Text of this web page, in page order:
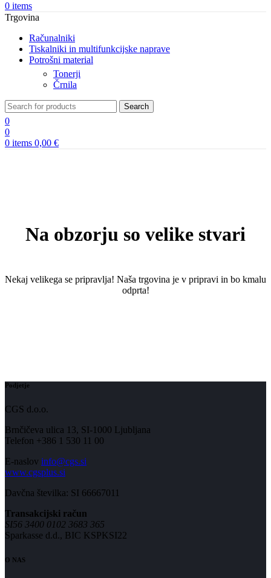
0 items
Trgovina
Računalniki
Tiskalniki in multifunkcijske naprave
Potrošni material
Tonerji
Črnila
Search
0
0
0 items 0,00 €
Na obzorju so velike stvari
Nekaj ​​velikega se pripravlja! Naša trgovina je v pripravi in ​​bo kmalu
odprta!
Podjetje
CGS d.o.o.
Brnčičeva ulica 13, SI-1000 Ljubljana
Telefon +386 1 530 11 00
E-naslov info@cgs.si
www.cgsplus.si
Davčna številka: SI 66667011
Transakcijski račun
SI56 3400 0102 3683 365
Sparkasse d.d., BIC KSPKSI22
O NAS